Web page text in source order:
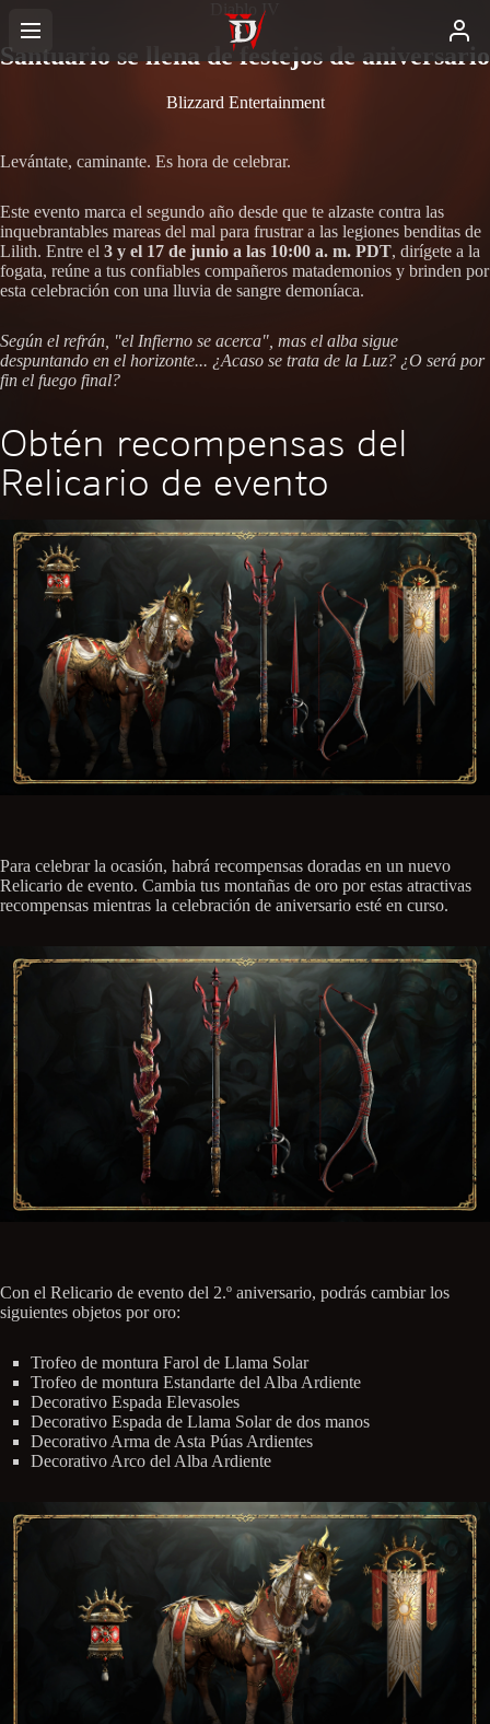
Diablo IV
Santuario se llena de festejos de aniversario
Blizzard Entertainment
Levántate, caminante. Es hora de celebrar.
Este evento marca el segundo año desde que te alzaste contra las
inquebrantables mareas del mal para frustrar a las legiones benditas de
Lilith. Entre el 3 y el 17 de junio a las 10:00 a. m. PDT, dirígete a la
fogata, reúne a tus confiables compañeros matademonios y brinden por
esta celebración con una lluvia de sangre demoníaca.
Según el refrán, "el Infierno se acerca", mas el alba sigue
despuntando en el horizonte... ¿Acaso se trata de la Luz? ¿O será por
fin el fuego final?
Obtén recompensas del
Relicario de evento
Para celebrar la ocasión, habrá recompensas doradas en un nuevo
Relicario de evento. Cambia tus montañas de oro por estas atractivas
recompensas mientras la celebración de aniversario esté en curso.
Con el Relicario de evento del 2.º aniversario, podrás cambiar los
siguientes objetos por oro:
Trofeo de montura Farol de Llama Solar
Trofeo de montura Estandarte del Alba Ardiente
Decorativo Espada Elevasoles
Decorativo Espada de Llama Solar de dos manos
Decorativo Arma de Asta Púas Ardientes
Decorativo Arco del Alba Ardiente